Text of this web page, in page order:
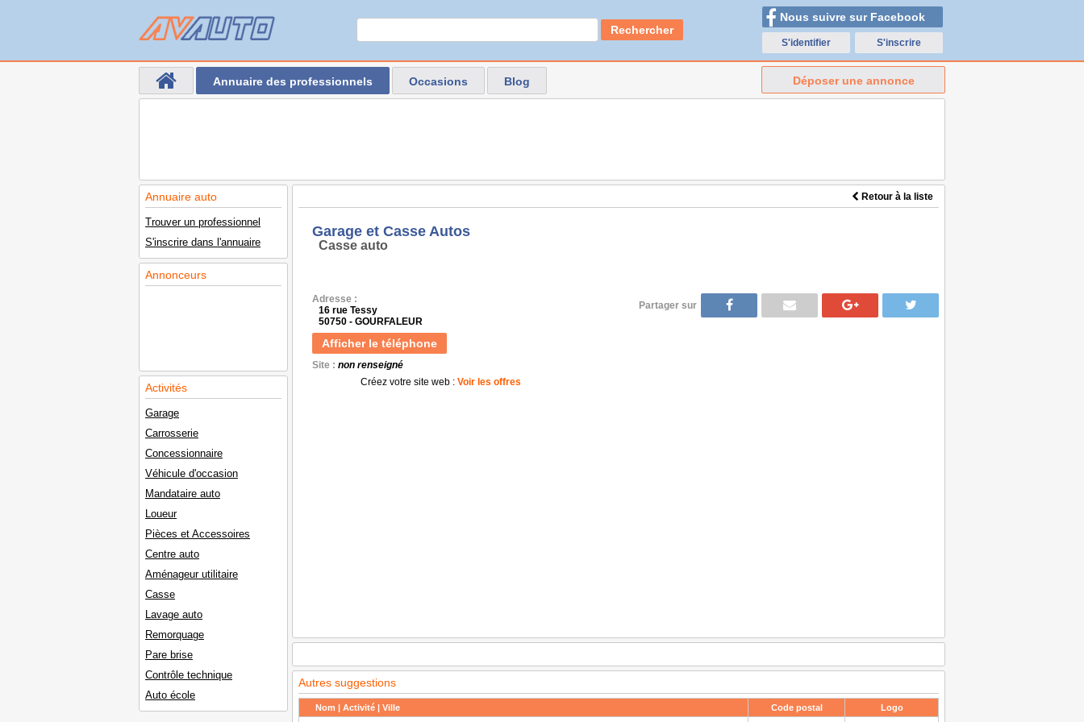
Rechercher
Nous suivre sur Facebook
S'identifier S'inscrire
Annuaire des professionnels Occasions Blog Déposer une annonce
Annuaire auto
Trouver un professionnel
S'inscrire dans l'annuaire
Annonceurs
Activités
Garage
Carrosserie
Concessionnaire
Véhicule d'occasion
Mandataire auto
Loueur
Pièces et Accessoires
Centre auto
Aménageur utilitaire
Casse
Lavage auto
Remorquage
Pare brise
Contrôle technique
Auto école
Retour à la liste
Garage et Casse Autos
Casse auto
Adresse :
16 rue Tessy
50750 - GOURFALEUR
Afficher le téléphone
Site : non renseigné
Créez votre site web : Voir les offres
Partager sur
Autres suggestions
Nom | Activité | Ville Code postal Logo